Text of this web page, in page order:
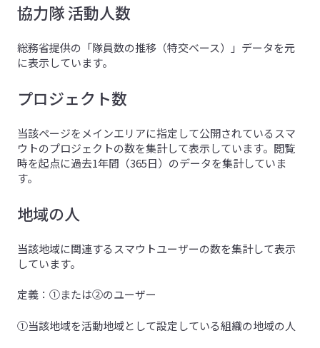
協力隊 活動人数
総務省提供の「隊員数の推移（特交ベース）」データを元
に表示しています。
プロジェクト数
当該ページをメインエリアに指定して公開されているスマ
ウトのプロジェクトの数を集計して表示しています。閲覧
時を起点に過去1年間（365日）のデータを集計していま
す。
地域の人
当該地域に関連するスマウトユーザーの数を集計して表示
しています。
定義：①または②のユーザー
①当該地域を活動地域として設定している組織の地域の人